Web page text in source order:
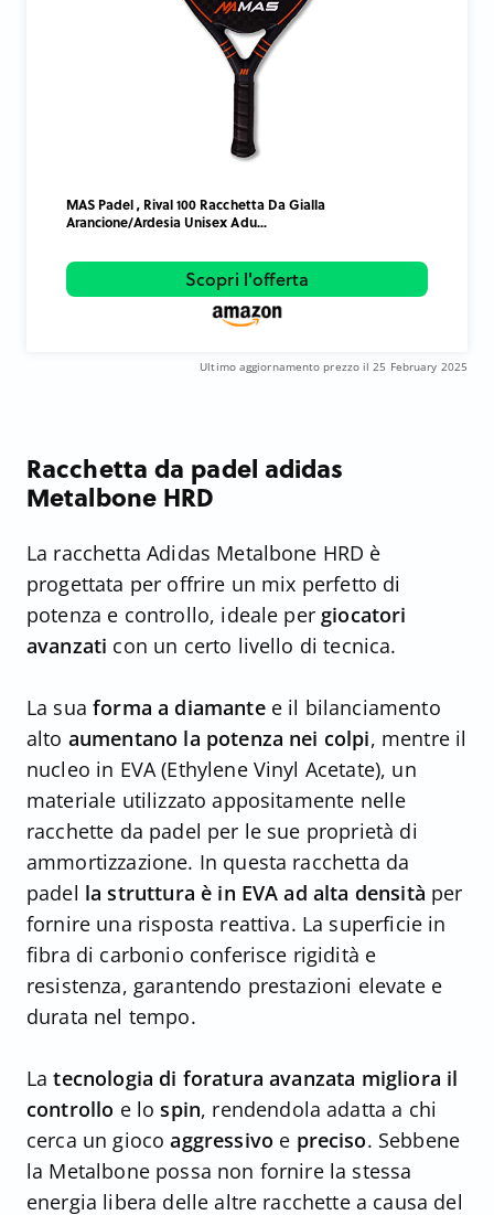
MAS Padel , Rival 100 Racchetta Da Gialla
Arancione/Ardesia Unisex Adu...
Scopri l'offerta
Ultimo aggiornamento prezzo il 25 February 2025
Racchetta da padel adidas
Metalbone HRD
La racchetta Adidas Metalbone HRD è
progettata per offrire un mix perfetto di
potenza e controllo, ideale pergiocatori
avanzati con un certo livello di tecnica.
La suaforma a diamantee il bilanciamento
alto aumentano la potenza nei colpi, mentre il
nucleo in EVA (Ethylene Vinyl Acetate), un
materiale utilizzato appositamente nelle
racchette da padel per le sue proprietà di
ammortizzazione. In questa racchetta da
padel la struttura è in EVA ad alta densità per
fornire una risposta reattiva. La superficie in
fibra di carbonio conferisce rigidità e
resistenza, garantendo prestazioni elevate e
durata nel tempo.
Latecnologia di foratura avanzata migliora il
controllo e lospin, rendendola adatta a chi
cerca un giocoaggressivo e preciso. Sebbene
la Metalbone possa non fornire la stessa
energia libera delle altre racchette a causa del